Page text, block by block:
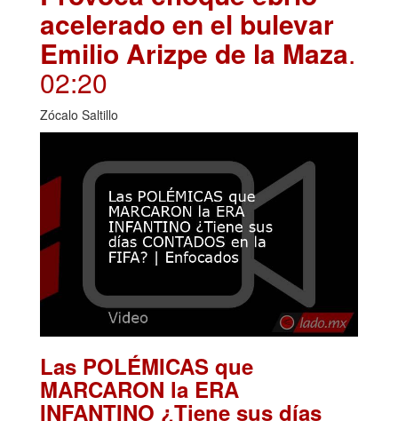
acelerado en el bulevar
Emilio Arizpe de la Maza.
02:20
Zócalo Saltillo
Las POLÉMICAS que
MARCARON la ERA
INFANTINO ¿Tiene sus días